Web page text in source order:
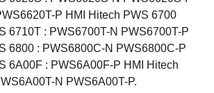
P HMI Hitech PWS 6700
6710T : PWS6700T-N PWS6700T-P
6800 : PWS6800C-N PWS6800C-P
6A00F : PWS6A00F-P HMI Hitech
N PWS6A00T-P.